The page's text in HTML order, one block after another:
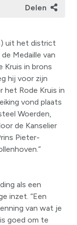
Delen
uit het district
Medaille van
Kruis in brons
hij voor zijn
het Rode Kruis in
vond plaats
Woerden,
de Kanselier
Pieter-
als een
inzet. “Een
van wat je
goed om te